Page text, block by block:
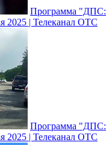
Программа "ДПС:
2025 | Телеканал ОТС
Программа "ДПС:
2025 | Телеканал ОТС